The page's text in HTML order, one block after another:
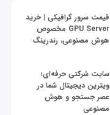
قیمت سرور گرافیکی | خرید
GPU Server مخصوص
هوش مصنوعی، رندرینگ
سایت شرکتی حرفه‌ای؛
ویترین دیجیتال شما در
عصر جستجو و هوش
مصنوعی